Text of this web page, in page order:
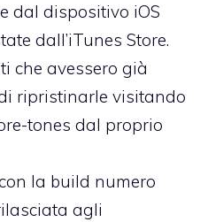
dal dispositivo iOS
dall’iTunes Store.
che avessero già
ripristinarle visitando
tones dal proprio
la build numero
agli